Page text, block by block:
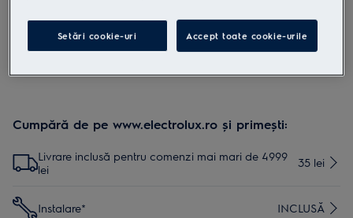
Instrucţiunile de siguranţă și avertismentele de siguranţă
conform regulamentului UE 2023/988 sunt enumerate în
capitolele 1 și 2 din manualul de utilizare. Pentru utilizarea în
siguranţă a produsului, citește manualul de utilizare complet.
Cumpără de pe www.electrolux.ro și primești:
Livrare inclusă pentru comenzi mai mari de 4999
lei
35 lei
Instalare* INCLUSĂ
Setări cookie-uri Accept toate cookie-urile